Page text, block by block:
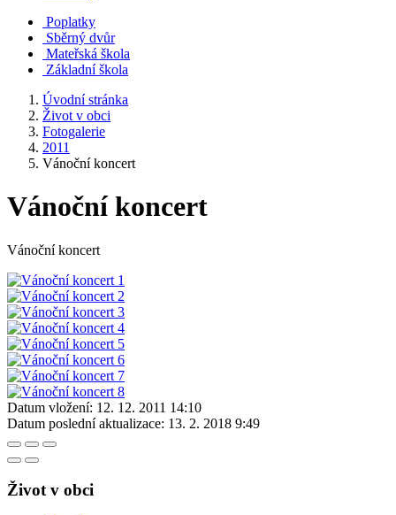
Poplatky
Sběrný dvůr
Mateřská škola
Základní škola
Úvodní stránka
Život v obci
Fotogalerie
2011
Vánoční koncert
Vánoční koncert
Vánoční koncert
Datum vložení: 12. 12. 2011 14:10
Datum poslední aktualizace: 13. 2. 2018 9:49
Život v obci